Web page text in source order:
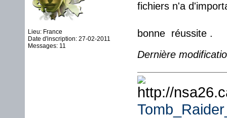
Lieu: France
Date d'inscription: 27-02-2011
Messages: 11
fichiers n'a
bonne réussite .
Dernière